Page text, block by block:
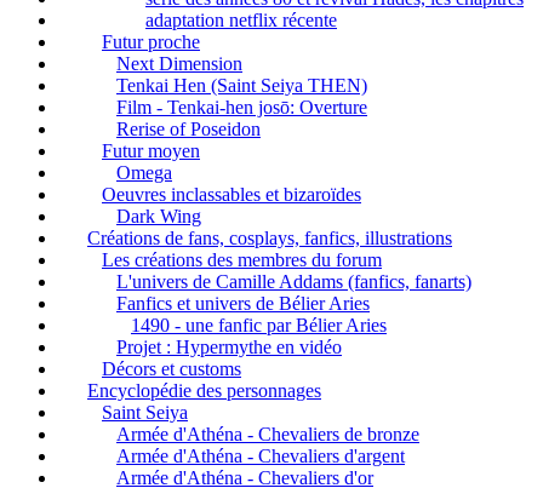
adaptation netflix récente
Futur proche
Next Dimension
Tenkai Hen (Saint Seiya THEN)
Film - Tenkai-hen josō: Overture
Rerise of Poseidon
Futur moyen
Omega
Oeuvres inclassables et bizaroïdes
Dark Wing
Créations de fans, cosplays, fanfics, illustrations
Les créations des membres du forum
L'univers de Camille Addams (fanfics, fanarts)
Fanfics et univers de Bélier Aries
1490 - une fanfic par Bélier Aries
Projet : Hypermythe en vidéo
Décors et customs
Encyclopédie des personnages
Saint Seiya
Armée d'Athéna - Chevaliers de bronze
Armée d'Athéna - Chevaliers d'argent
Armée d'Athéna - Chevaliers d'or